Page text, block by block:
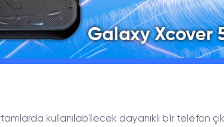
kullanılabilecek dayanıklı bir telefon